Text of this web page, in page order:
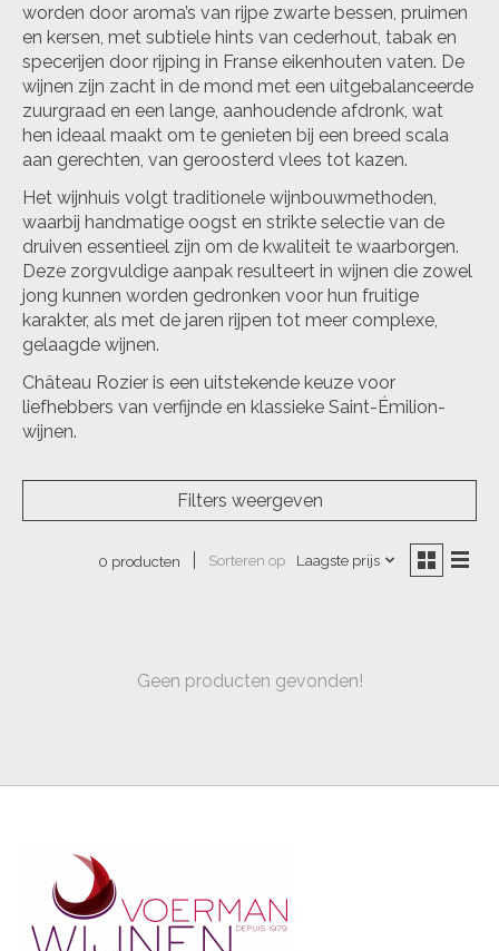
worden door aroma’s van rijpe zwarte bessen, pruimen
en kersen, met subtiele hints van cederhout, tabak en
specerijen door rijping in Franse eikenhouten vaten. De
wijnen zijn zacht in de mond met een uitgebalanceerde
zuurgraad en een lange, aanhoudende afdronk, wat
hen ideaal maakt om te genieten bij een breed scala
aan gerechten, van geroosterd vlees tot kazen.
Het wijnhuis volgt traditionele wijnbouwmethoden,
waarbij handmatige oogst en strikte selectie van de
druiven essentieel zijn om de kwaliteit te waarborgen.
Deze zorgvuldige aanpak resulteert in wijnen die zowel
jong kunnen worden gedronken voor hun fruitige
karakter, als met de jaren rijpen tot meer complexe,
gelaagde wijnen.
Château Rozier is een uitstekende keuze voor
liefhebbers van verfijnde en klassieke Saint-Émilion-
wijnen.
Filters weergeven
0 producten Sorteren op Laagste prijs
Geen producten gevonden!